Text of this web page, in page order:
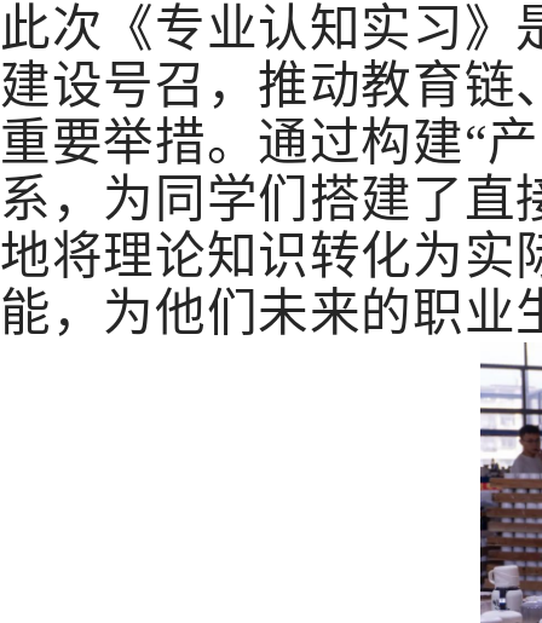
此次《专业认知实习》
建设号召，推动教育链
重要举措。通过构建“
系，为同学们搭建了直
地将理论知识转化为实
能，为他们未来的职业